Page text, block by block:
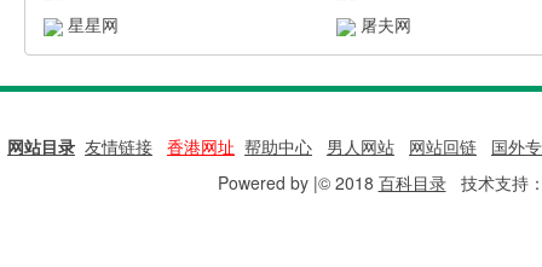
星星网
屠夫网
网站目录 友情链接 香港网址 帮助中心 男人网站 网站回链
国外
Powered by |© 2018 百科目录技术支持